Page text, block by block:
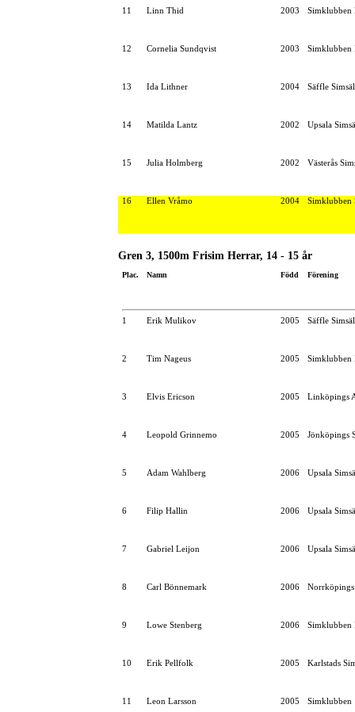
11 Linn Thid 2003 Simklubben
12 Cornelia Sundqvist 2003 Simklubben
13 Ida Lithner 2004 Säffle
14 Matilda Lantz 2002 Upsala
15 Julia Holmberg 2002 Västerås
16 Ellen Vråmo 2004 Simklubben
Gren 3, 1500m Frisim Herrar, 14 - 15 år
Plac. Namn Född Förening
1 Erik Mulikov 2005 Säffle
2 Tim Nageus 2005 Simklubben
3 Elvis Ericson 2005 Linköpings
4 Leopold Grinnemo 2005 Jönköpings
5 Adam Wahlberg 2006 Upsala
6 Filip Hallin 2006 Upsala
7 Gabriel Leijon 2006 Upsala
8 Carl Bönnemark 2006
9 Lowe Stenberg 2006 Simklubben
10 Erik Pellfolk 2005 Karlstads
11 Leon Larsson 2005 Simklubben